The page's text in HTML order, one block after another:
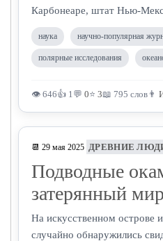
Карбонеаре, штат Нью-
наука научно-популярная
полярные исследования
👁 646👍 1💬 0⭐ 3📖 795 слов 👨
📆 29 мая 2025 ДРЕВНИЕ
Подводные
затерянный
На искусственном острове
случайно обнаружились